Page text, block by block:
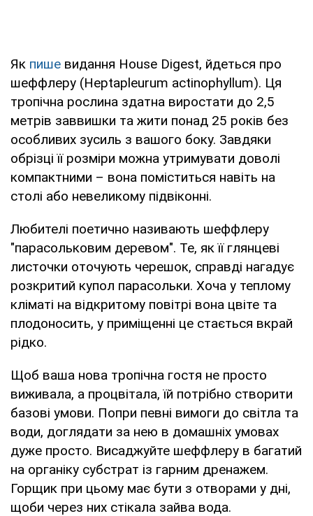
Як пише видання House Digest, йдеться про
шеффлеру (Heptapleurum actinophyllum). Ця
тропічна рослина здатна виростати до 2,5
метрів заввишки та жити понад 25 років без
особливих зусиль з вашого боку. Завдяки
обрізці її розміри можна утримувати доволі
компактними – вона поміститься навіть на
столі або невеликому підвіконні.
Любителі поетично називають шеффлеру
"парасольковим деревом". Те, як її глянцеві
листочки оточують черешок, справді нагадує
розкритий купол парасольки. Хоча у теплому
кліматі на відкритому повітрі вона цвіте та
плодоносить, у приміщенні це стається вкрай
рідко.
Щоб ваша нова тропічна гостя не просто
виживала, а процвітала, їй потрібно створити
базові умови. Попри певні вимоги до світла та
води, доглядати за нею в домашніх умовах
дуже просто. Висаджуйте шеффлеру в багатий
на органіку субстрат із гарним дренажем.
Горщик при цьому має бути з отворами у дні,
щоби через них стікала зайва вода.